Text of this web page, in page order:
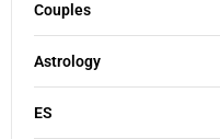
Couples
Astrology
ES